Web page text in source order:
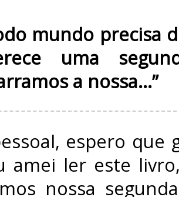
mundo precisa
uma
a nossa...”
espero que
amei ler este
nossa